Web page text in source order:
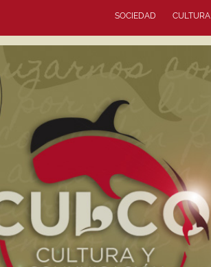
SOCIEDAD CULTURA